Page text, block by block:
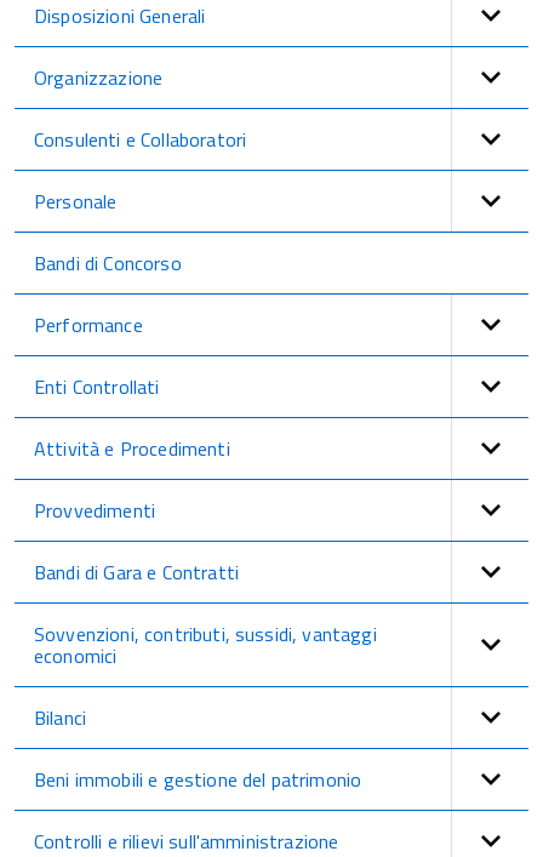
Disposizioni Generali
Organizzazione
Consulenti e Collaboratori
Personale
Bandi di Concorso
Performance
Enti Controllati
Attività e Procedimenti
Provvedimenti
Bandi di Gara e Contratti
Sovvenzioni, contributi, sussidi, vantaggi
economici
Bilanci
Beni immobili e gestione del patrimonio
Controlli e rilievi sull'amministrazione